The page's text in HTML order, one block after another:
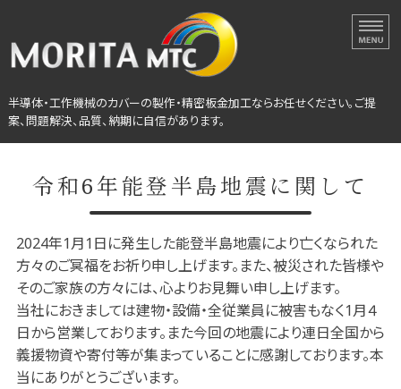
半導体・工作機械カバ
半導体・工作機械のカバーの製作・精密板金加工ならお任せください。ご提
案、問題解決、品質、納期に自信があります。
選ばれる理由
設備紹介
会社概要
製作事例
令和6年能登半島地震に関して
2024年1月1日に発生した能登半島地震により亡くなられた
方々のご冥福をお祈り申し上げます。また、被災された皆様や
そのご家族の方々には、心よりお見舞い申し上げます。
当社におきましては建物・設備・全従業員に被害もなく1月４
日から営業しております。また今回の地震により連日全国から
義援物資や寄付等が集まっていることに感謝しております。本
当にありがとうございます。